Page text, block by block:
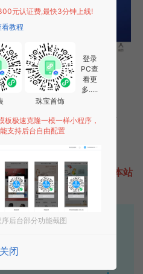
方法
码进入快果果去水印的小程序
”即可进入小程序
团队开发，易企达小程序商店于
的小程序
小程序不难，只需要咨询本站
，免费提供报价。
行业沉淀！
元认证费,最快3分钟上线!
看教程
珠宝首饰
登录
PC查
看更
多.....
板极速克隆一模一样小程序，
支持后台自由配置
后台部分功能截图
关闭